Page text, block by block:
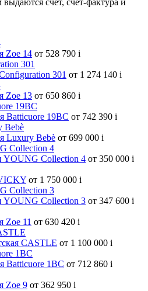
счет, счет-фактура и
Zoe 14 от 528 790 i
301 от 1 274 140 i
Zoe 13 от 650 860 i
Batticuore 19BC от 742 390 i
Luxury Bebè от 699 000 i
YOUNG Collection 4 от 350 000 i
от 1 750 000 i
YOUNG Collection 3 от 347 600 i
Zoe 11 от 630 420 i
CASTLE от 1 100 000 i
Batticuore 1BC от 712 860 i
Zoe 9 от 362 950 i